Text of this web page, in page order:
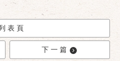
表頁
下一篇